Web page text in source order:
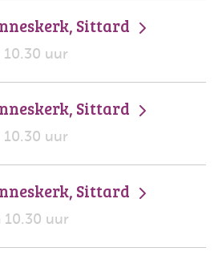
Sittard
10.30 uur
Sittard
10.30 uur
Sittard
10.30 uur